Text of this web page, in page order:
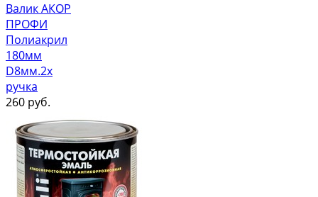
Валик АКОР
ПРОФИ
Полиакрил
180мм
D8мм.2х
ручка
260 руб.